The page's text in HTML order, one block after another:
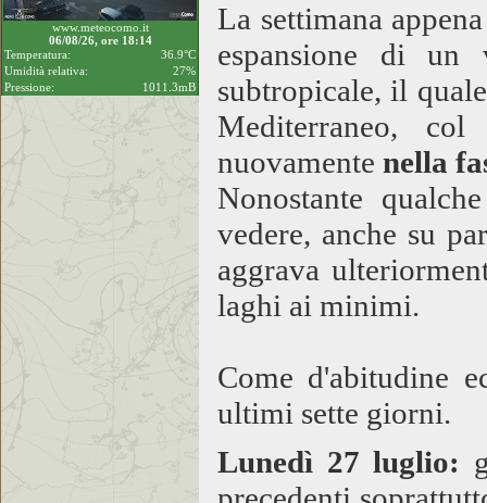
www.meteocomo.it
06/08/26, ore 18:14
Temperatura:
36.9°C
Umidità relativa:
27%
Pressione:
1011.3mB
La settimana
espansione di un
subtropicale, il
Mediterraneo,
nuovamente nella
Nonostante
vedere, anche su
aggrava
laghi ai minimi.
Come d'abitudine
ultimi sette giorni.
Lunedì 27 luglio: